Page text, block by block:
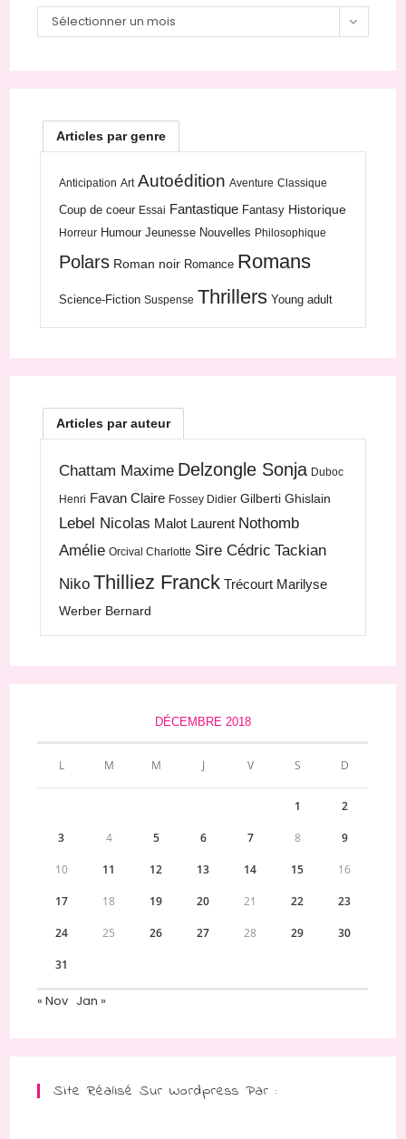
Archives
Sélectionner un mois
Articles par genre
Anticipation Art Autoédition Aventure Classique
Coup de coeur Essai Fantastique Fantasy Historique
Horreur Humour Jeunesse Nouvelles Philosophique
Polars Roman noir Romance Romans
Science-Fiction Suspense Thrillers Young adult
Articles par auteur
Chattam Maxime Delzongle Sonja Duboc
Henri Favan Claire Fossey Didier Gilberti Ghislain
Lebel Nicolas Malot Laurent Nothomb
Amélie Orcival Charlotte Sire Cédric Tackian
Niko Thilliez Franck Trécourt Marilyse
Werber Bernard
DÉCEMBRE 2018
L M M J V S D
1 2
3 4 5 6 7 8 9
10 11 12 13 14 15 16
17 18 19 20 21 22 23
24 25 26 27 28 29 30
31
« Nov Jan »
Site Réalisé Sur Wordpress Par :